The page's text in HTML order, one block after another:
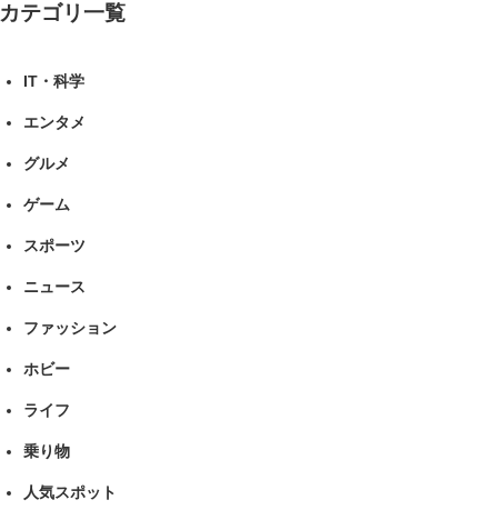
カテゴリ一覧
IT・科学
エンタメ
グルメ
ゲーム
スポーツ
ニュース
ファッション
ホビー
ライフ
乗り物
人気スポット